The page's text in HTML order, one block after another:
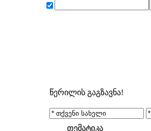
წერილის გაგზავნა!
თემატიკა